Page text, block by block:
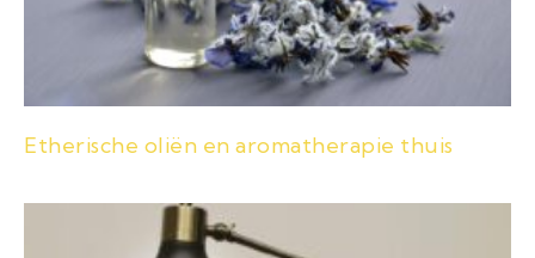
Etherische oliën en aromatherapie thuis